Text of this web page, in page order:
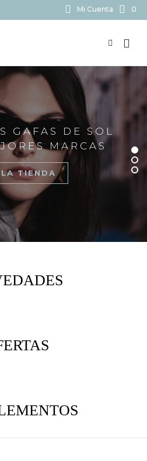
Mi Cuenta 0
GAFAS DE SOL
MARCAS
TIENDA